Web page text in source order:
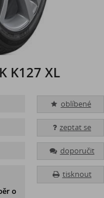
K127 XL
oblíbené
zeptat se
doporučit
tisknout
o